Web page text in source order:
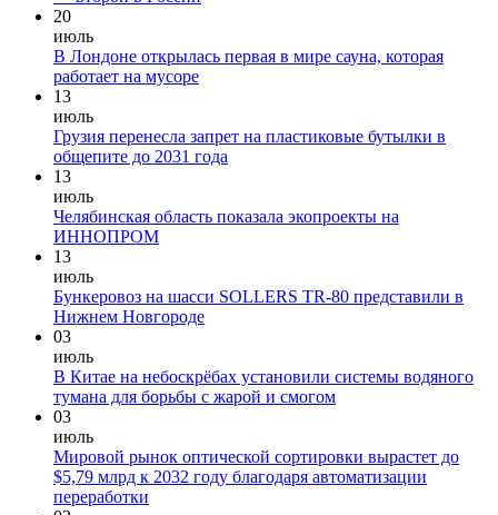
20
июль
В Лондоне открылась первая в мире сауна, которая
работает на мусоре
13
июль
Грузия перенесла запрет на пластиковые бутылки в
общепите до 2031 года
13
июль
Челябинская область показала экопроекты на
ИННОПРОМ
13
июль
Бункеровоз на шасси SOLLERS TR-80 представили в
Нижнем Новгороде
03
июль
В Китае на небоскрёбах установили системы водяного
тумана для борьбы с жарой и смогом
03
июль
Мировой рынок оптической сортировки вырастет до
$5,79 млрд к 2032 году благодаря автоматизации
переработки